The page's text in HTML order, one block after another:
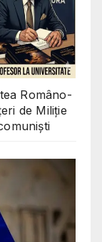
Româno-
de Miliție